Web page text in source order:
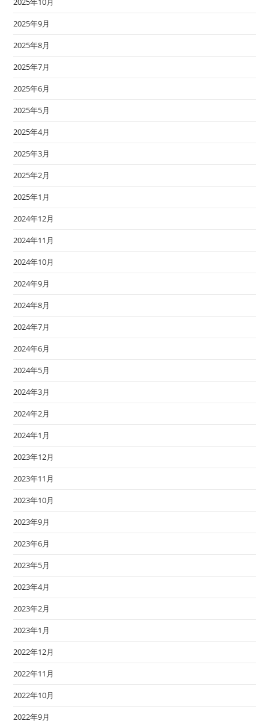
2025年9月
2025年8月
2025年7月
2025年6月
2025年5月
2025年4月
2025年3月
2025年2月
2025年1月
2024年12月
2024年11月
2024年10月
2024年9月
2024年8月
2024年7月
2024年6月
2024年5月
2024年3月
2024年2月
2024年1月
2023年12月
2023年11月
2023年10月
2023年9月
2023年6月
2023年5月
2023年4月
2023年2月
2023年1月
2022年12月
2022年11月
2022年10月
2022年9月